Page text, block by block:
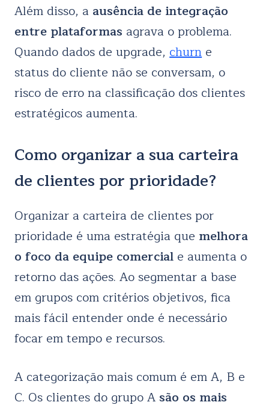
Além disso, a ausência de integração
entre plataformas agrava o problema.
Quando dados de upgrade,churne
status do cliente não se conversam, o
risco de erro na classificação dos clientes
estratégicos aumenta.
Como organizar a sua carteira
de clientes por prioridade?
Organizar a carteira de clientes por
prioridade é uma estratégia que melhora
o foco da equipe comercial e aumenta o
retorno das ações. Ao segmentar a base
em grupos com critérios objetivos, fica
mais fácil entender onde é necessário
focar em tempo e recursos.
A categorização mais comum é em A, B e
C. Os clientes do grupo A são os mais